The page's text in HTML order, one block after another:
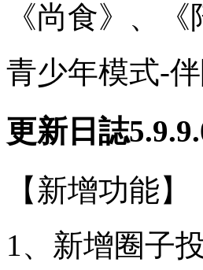
《尚食》、
青少年模式-
更新日誌
【新增功能】
1、新增圈子